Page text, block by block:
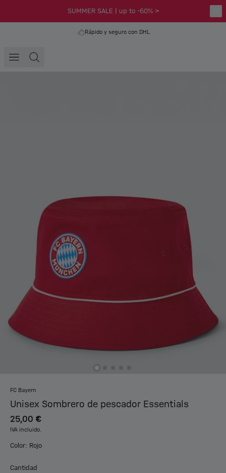
SUMMER SALE | up to -60% >
Rápido y seguro con DHL
FC Bayern
Unisex Sombrero de pescador Essentials
25,00 €
IVA incluido.
Color: Rojo
Cantidad